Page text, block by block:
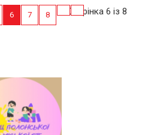
Сторінка 6 із 8
6 7 8